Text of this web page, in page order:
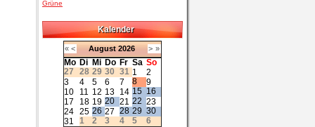
Grüne
Kalender
« < August 2026 > »
Mo Di Mi Do Fr Sa So
27
28 29 30 31 1
2
3
4 5 6 7 8
9
10
11 12 13 14 15 16
17
18 19 20 21 22 23
24 25 26 27 28 29 30
31
1 2 3 4 5 6